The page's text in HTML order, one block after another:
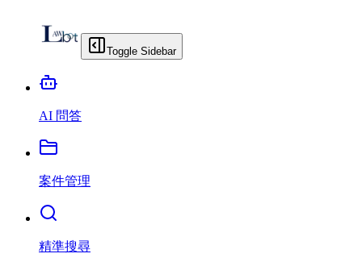
Toggle Sidebar
AI 問答
案件管理
精準搜尋